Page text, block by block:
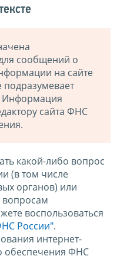
сообщений о
на сайте
Информация
сайта ФНС
какой-либо вопрос
(в том числе
органов) или
вопросам
воспользоваться
России".
интернет-
обеспечения ФНС